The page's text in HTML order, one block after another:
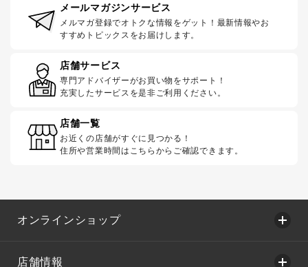
メールマガジンサービス
メルマガ登録でオトクな情報をゲット！最新情報やお
すすめトピックスをお届けします。
店舗サービス
専門アドバイザーがお買い物をサポート！
充実したサービスを是非ご利用ください。
店舗一覧
お近くの店舗がすぐに見つかる！
住所や営業時間はこちらからご確認できます。
オンラインショップ
店舗情報